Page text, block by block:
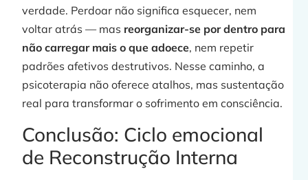
verdade. Perdoar não significa esquecer, nem
voltar atrás — mas reorganizar-se por dentro para
não carregar mais o que adoece, nem repetir
padrões afetivos destrutivos. Nesse caminho, a
psicoterapia não oferece atalhos, mas sustentação
real para transformar o sofrimento em consciência.
Conclusão: Ciclo emocional
de Reconstrução Interna